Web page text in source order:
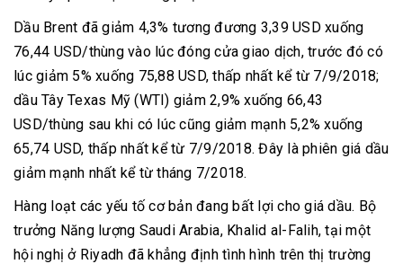
Dầu Brent đã giảm 4,3% tương đương 3,39 USD xuống
76,44 USD/thùng vào lúc đóng cửa giao dịch, trước đó có
lúc giảm 5% xuống 75,88 USD, thấp nhất kể từ 7/9/2018;
dầu Tây Texas Mỹ (WTI) giảm 2,9% xuống 66,43
USD/thùng sau khi có lúc cũng giảm mạnh 5,2% xuống
65,74 USD, thấp nhất kể từ 7/9/2018. Đây là phiên giá dầu
giảm mạnh nhất kể từ tháng 7/2018.
Hàng loạt các yếu tố cơ bản đang bất lợi cho giá dầu. Bộ
trưởng Năng lượng Saudi Arabia, Khalid al-Falih, tại một
hội nghị ở Riyadh đã khẳng định tình hình trên thị trường